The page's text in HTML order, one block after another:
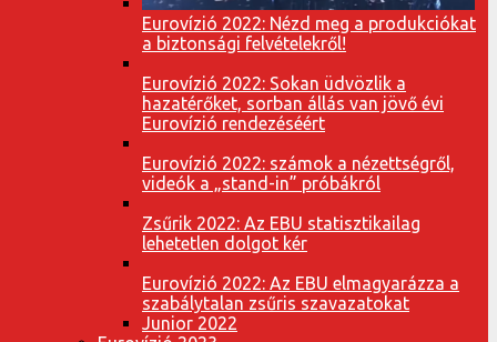
Eurovízió 2022: Nézd meg a produkciókat
a biztonsági felvételekről!
Eurovízió 2022: Sokan üdvözlik a
hazatérőket, sorban állás van jövő évi
Eurovízió rendezéséért
Eurovízió 2022: számok a nézettségről,
videók a „stand-in” próbákról
Zsűrik 2022: Az EBU statisztikailag
lehetetlen dolgot kér
Eurovízió 2022: Az EBU elmagyarázza a
szabálytalan zsűris szavazatokat
Junior 2022